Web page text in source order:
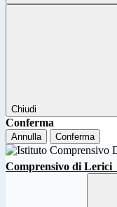
Chiudi
Conferma
Annulla Conferma
Comprensivo di Lerici